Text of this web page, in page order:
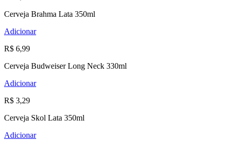
Cerveja Brahma Lata 350ml
Adicionar
R$ 6,99
Cerveja Budweiser Long Neck 330ml
Adicionar
R$ 3,29
Cerveja Skol Lata 350ml
Adicionar